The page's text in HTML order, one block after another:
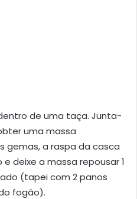
de uma taça. Junta-
uma massa
gemas, a raspa da casca
deixe a massa repousar 1
(tapei com 2 panos
fogão).